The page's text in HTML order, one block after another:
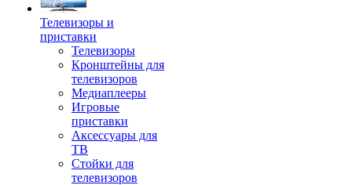
Телевизоры и
приставки
Телевизоры
Кронштейны для
телевизоров
Медиаплееры
Игровые
приставки
Аксессуары для
ТВ
Стойки для
телевизоров